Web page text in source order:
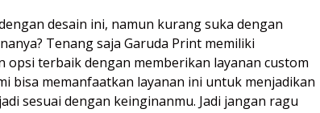
desain ini, namun kurang suka dengan
Tenang saja Garuda Print memiliki
opsi terbaik dengan memberikan layanan custom
bisa memanfaatkan layanan ini untuk menjadikan
sesuai dengan keinginanmu. Jadi jangan ragu